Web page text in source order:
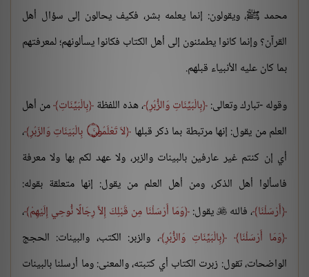
محمد ﷺ، ويقولون: إنما يعلمه بشر، فكيف يحالون إلى سؤال أهل
القرآن؟ وإنما كانوا يطمئنون إلى أهل الكتاب فكانوا يسألونهم؛ لمعرفتهم
بما كان عليه الأنبياء قبلهم.
وقوله -تبارك وتعالى: بِالْبَيِّنَاتِ وَالزُّبُرِ ، هذه اللفظة بِالْبَيِّنَاتِ من أهل
العلم من يقول: إنها مرتبطة بما ذكر قبلها لاَ تَعْلَمُونَ ۝ بِالْبَيّنَاتِ وَالزّبُرِ
،
أي إن كنتم غير عارفين بالبينات والزبر، ولا عهد لكم بها ولا معرفة
فاسألوا أهل الذكر، ومن أهل العلم من يقول: إنها متعلقة بقوله:
أَرْسَلْنَا ، فالله يقول: وَمَا أَرْسَلْنَا مِن قَبْلِكَ إِلاَّ رِجَالًا نُّوحِي إِلَيْهِمْ ،
وَمَا أَرْسَلْنَا
بِالْبَيِّنَاتِ وَالزُّبُرِ ، والزبر: الكتب، والبينات: الحجج
الواضحات، تقول: زبرت الكتاب أي كتبته، والمعنى: وما أرسلنا بالبينات